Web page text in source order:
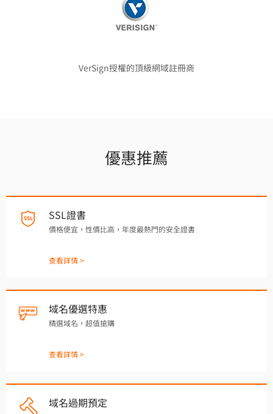
VerSign授權的頂級網域註冊商
優惠推薦
SSL證書
價格便宜，性價比高，年度最熱門的安全證書
查看詳情 >
域名優選特惠
精選域名，超值搶購
查看詳情 >
域名過期預定